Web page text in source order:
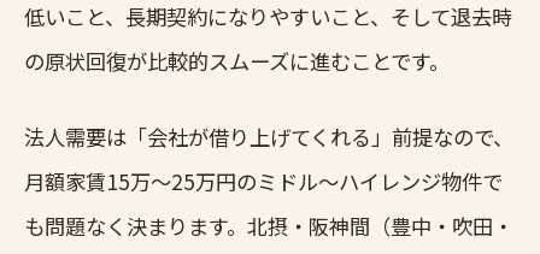
低いこと、長期契約になりやすいこと、そして退去時
の原状回復が比較的スムーズに進むことです。
法人需要は「会社が借り上げてくれる」前提なので、
月額家賃15万〜25万円のミドル〜ハイレンジ物件で
も問題なく決まります。北摂・阪神間（豊中・吹田・